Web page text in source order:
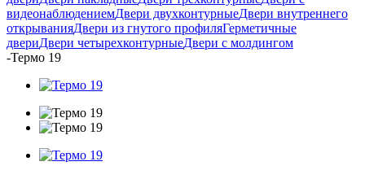
видеонаблюдениемДвери двухконтурныеДвери внутреннего
открыванияДвери из гнутого профиляГерметичные
двериДвери четырехконтурныеДвери с молдингом
-Термо 19